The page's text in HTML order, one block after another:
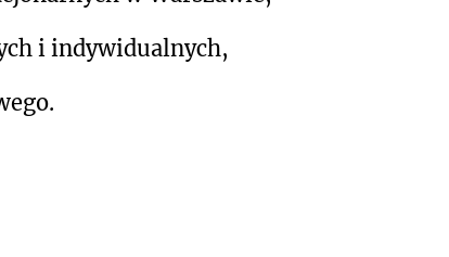
i indywidualnych,